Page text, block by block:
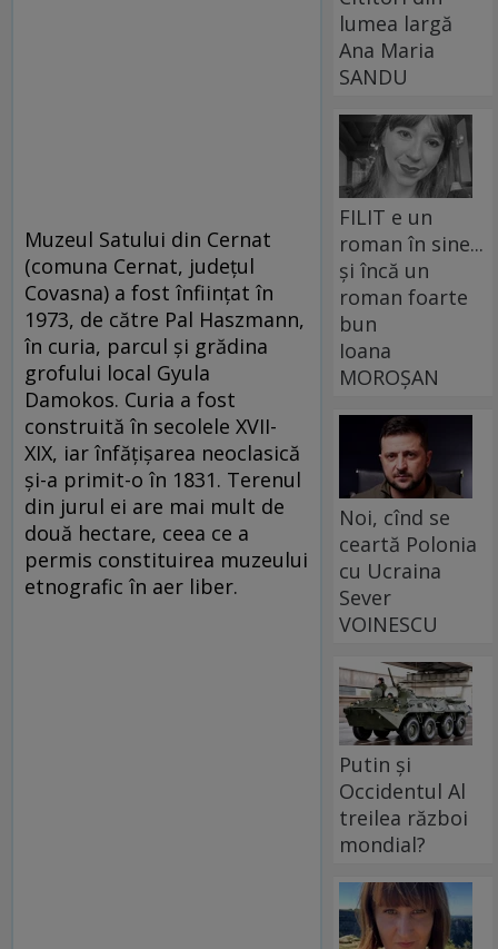
Muzeul Satului din Cernat
(comuna Cernat, județul
Covasna) a fost înființat în
1973, de către Pal Haszmann,
în curia, parcul și grădina
grofului local Gyula
Damokos. Curia a fost
construită în secolele XVII-
XIX, iar înfățișarea neoclasică
și-a primit-o în 1831. Terenul
din jurul ei are mai mult de
două hectare, ceea ce a
permis constituirea muzeului
etnografic în aer liber.
lumea largă
Ana Maria
SANDU
FILIT e un
roman în sine...
și încă un
roman foarte
bun
Ioana
MOROȘAN
Noi, cînd se
ceartă Polonia
cu Ucraina
Sever
VOINESCU
Putin și
Occidentul Al
treilea război
mondial?